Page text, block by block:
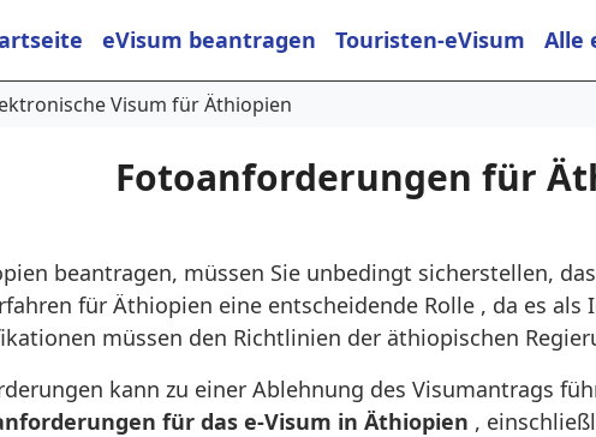
eVisum beantragen Touristen-eVisum Alle
Visum für Äthiopien
Fotoanforderungen für
beantragen, müssen Sie unbedingt sicherstellen,
für Äthiopien eine entscheidende Rolle , da es
müssen den Richtlinien der äthiopischen
kann zu einer Ablehnung des Visumantrags
für das e-Visum in Äthiopien ,